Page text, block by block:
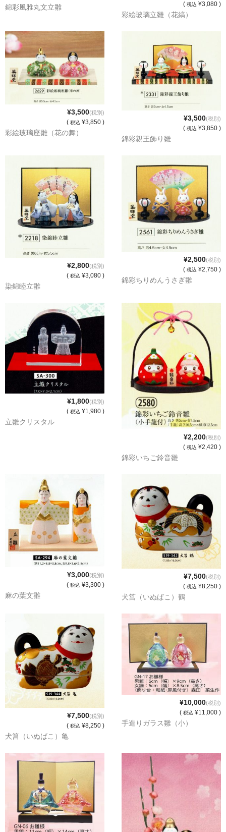
錦彩風雅丸文立雛 ( 税込 ¥3,080 )
彩絵玻璃立雛（花縞）
¥3,500(税別)
( 税込 ¥3,850 )
彩絵玻璃座雛（花の舞）
¥3,500(税別)
( 税込 ¥3,850 )
錦彩親王飾り雛
¥2,800(税別)
( 税込 ¥3,080 )
染錦睦立雛
¥2,500(税別)
( 税込 ¥2,750 )
錦彩ちりめんうさぎ雛
¥1,800(税別)
( 税込 ¥1,980 )
立雛クリスタル
¥2,200(税別)
( 税込 ¥2,420 )
錦彩いちご鈴音雛
¥3,000(税別)
( 税込 ¥3,300 )
麻の葉文雛
¥7,500(税別)
( 税込 ¥8,250 )
犬筥（いぬばこ）鶴
¥7,500(税別)
( 税込 ¥8,250 )
犬筥（いぬばこ）亀
¥10,000(税別)
( 税込 ¥11,000 )
手造りガラス雛（小）